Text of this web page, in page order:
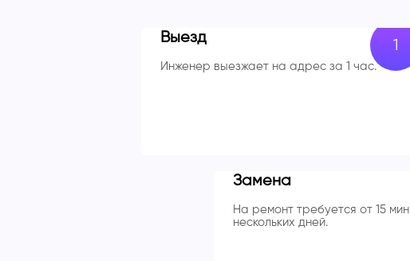
Выезд
Инженер выезжает на адрес за 1 час.
Замена
На ремонт требуется от 15
нескольких дней.